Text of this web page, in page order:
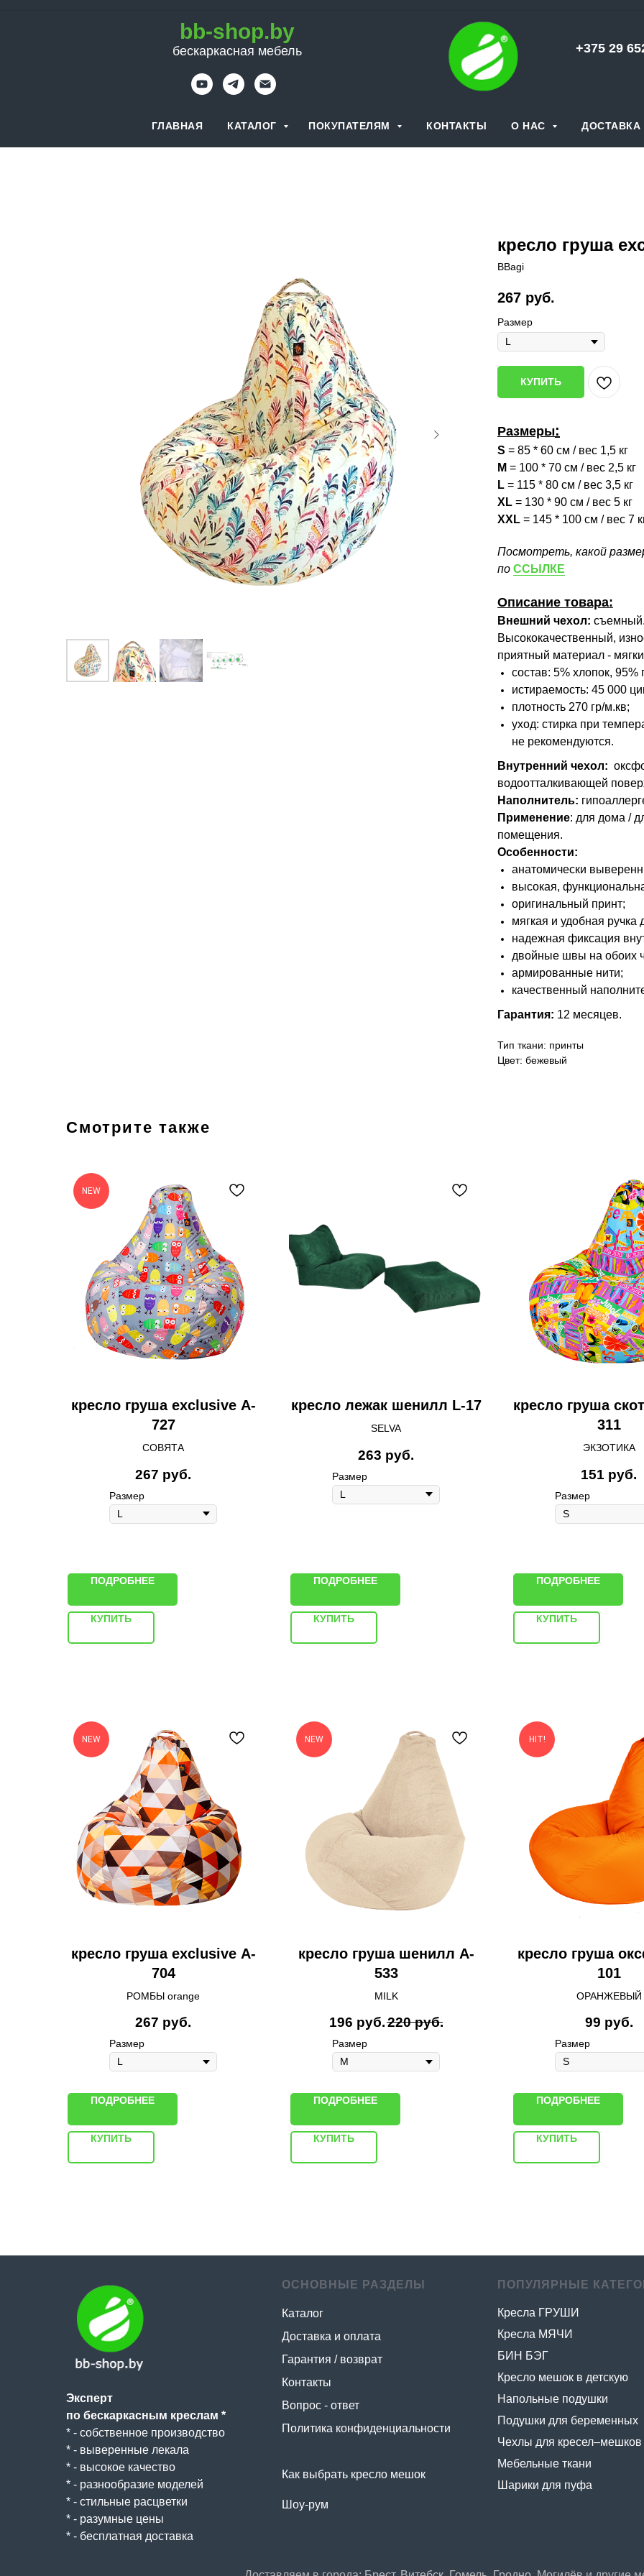
bb-shop.by
бескаркасная мебель +375 29
ГЛАВНАЯ КАТАЛОГ ПОКУПАТЕЛЯМ КОНТАКТЫ О НАС ДОСТАВКА
кресло груша
BBagi
267 руб.
Размер
КУПИТЬ
Размеры:
S = 85 * 60 см / вес 1,5 кг
M = 100 * 70 см / вес 2,5 кг
L = 115 * 80 см / вес 3,5 кг
XL = 130 * 90 см / вес 5 кг
XXL = 145 * 100 см / вес 7
Посмотреть, какой
по ССЫЛКЕ
Описание товара:
Внешний чехол:
Высококачественный,
приятный материал -
состав: 5% хлопок, 95%
истираемость: 45 000
плотность 270 гр/м.кв;
уход: стирка при
не рекомендуются.
Внутренний чехол:
водоотталкивающей
Наполнитель:
Применение: для дома /
помещения.
Особенности:
анатомически
высокая,
оригинальный принт;
мягкая и удобная ручка
надежная фиксация
двойные швы на обоих
армированные нити;
качественный
Гарантия: 12 месяцев.
Тип ткани: принты
Цвет: бежевый
Смотрите также
NEW
кресло груша exclusive A-
727
СОВЯТА
267 руб.
Размер
ПОДРОБНЕЕ
КУПИТЬ
кресло лежак шенилл L-17
SELVA
263 руб.
Размер
ПОДРОБНЕЕ
КУПИТЬ
кресло груша
311
ЭКЗОТИКА
151 руб.
Размер
ПОДРОБНЕЕ
КУПИТЬ
NEW
кресло груша exclusive A-
704
РОМБЫ orange
267 руб.
Размер
ПОДРОБНЕЕ
КУПИТЬ
NEW
кресло груша шенилл A-
533
MILK
196 руб.220 руб.
Размер
ПОДРОБНЕЕ
КУПИТЬ
HIT!
кресло груша
101
ОРАНЖЕВЫЙ
99 руб.
Размер
ПОДРОБНЕЕ
КУПИТЬ
Эксперт
по бескаркасным креслам *
* - собственное производство
* - выверенные лекала
* - высокое качество
* - разнообразие моделей
* - стильные расцветки
* - разумные цены
* - бесплатная доставка
ОСНОВНЫЕ РАЗДЕЛЫ
Каталог
Доставка и оплата
Гарантия / возврат
Контакты
Вопрос - ответ
Политика конфиденциальности
Как выбрать кресло мешок
Шоу-рум
ПОПУЛЯРНЫЕ
Кресла ГРУШИ
Кресла МЯЧИ
БИН БЭГ
Кресло мешок в детскую
Напольные подушки
Подушки для беременных
Чехлы для кресел–мешков
Мебельные ткани
Шарики для пуфа